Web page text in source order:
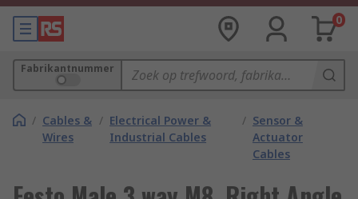
0
Fabrikantnummer
/ Cables &
Wires
/ Electrical Power &
Industrial Cables
/ Sensor &
Actuator
Cables